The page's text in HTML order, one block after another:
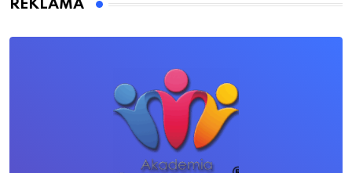
REKLAMA